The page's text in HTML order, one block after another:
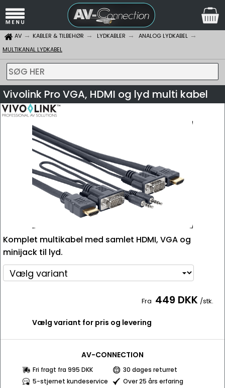
AV KABLER & TILBEHØR LYDKABLER
ANALOG LYDKABEL
MULTIKANAL LYDKABEL
SØG HER
Vivolink Pro VGA, HDMI og lyd multi kabel
Komplet multikabel med samlet HDMI, VGA og
minijack til lyd.
Fra 449 DKK /stk.
Vælg variant for pris og levering
AV-CONNECTION
Fri fragt fra 995 DKK
30 dages returret
5-stjernet kundeservice
Over 25 års erfaring